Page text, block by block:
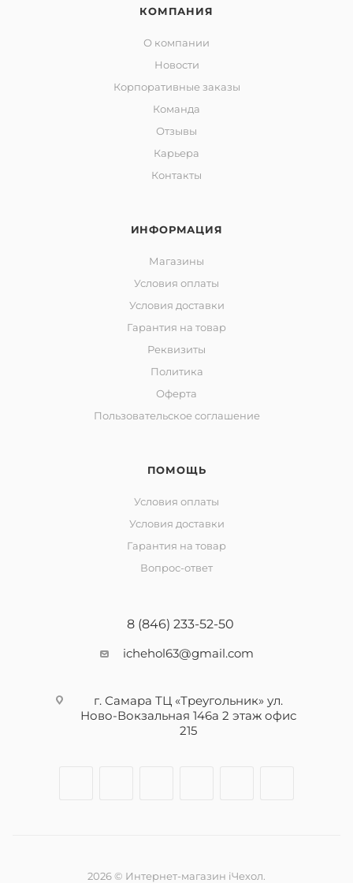
КОМПАНИЯ
О компании
Новости
Корпоративные заказы
Команда
Отзывы
Карьера
Контакты
ИНФОРМАЦИЯ
Магазины
Условия оплаты
Условия доставки
Гарантия на товар
Реквизиты
Политика
Оферта
Пользовательское соглашение
ПОМОЩЬ
Условия оплаты
Условия доставки
Гарантия на товар
Вопрос-ответ
8 (846) 233-52-50
ichehol63@gmail.com
г. Самара ТЦ «Треугольник» ул.
Ново-Вокзальная 146а 2 этаж офис
215
2026 © Интернет-магазин iЧехол.